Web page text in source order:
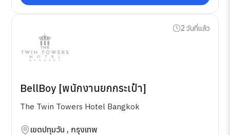
2 วันที่แล้ว
BellBoy [พนักงานยกกระเป๋า]
The Twin Towers Hotel Bangkok
เขตปทุมวัน , กรุงเทพ